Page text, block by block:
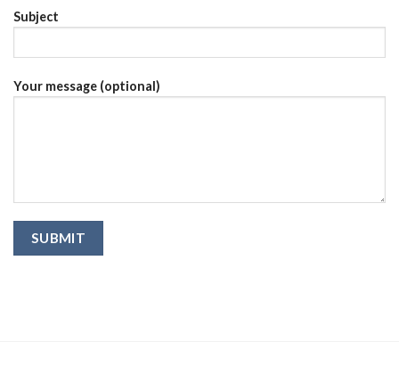
Subject
Your message (optional)